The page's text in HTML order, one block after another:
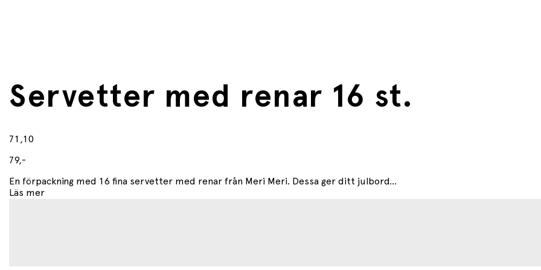
Servetter med renar 16 st.
71,10
79,-
En förpackning med 16 fina servetter med renar från Meri Meri. Dessa ger ditt julbord...
Läs mer